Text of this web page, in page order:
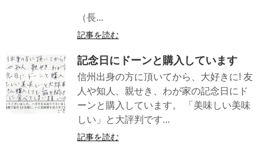
（長...
記事を読む
記念日にドーンと購入しています
信州出身の方に頂いてから、大好きに! 友
人や知人、親せき、わが家の記念日にド
ーンと購入しています。 「美味しい美味
しい」と大評判です...
記事を読む